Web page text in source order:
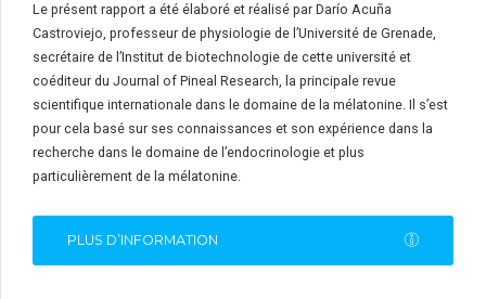
Le présent rapport a été élaboré et réalisé par Darío Acuña
Castroviejo, professeur de physiologie de l’Université de Grenade,
secrétaire de l’Institut de biotechnologie de cette université et
coéditeur du Journal of Pineal Research, la principale revue
scientifique internationale dans le domaine de la mélatonine. Il s’est
pour cela basé sur ses connaissances et son expérience dans la
recherche dans le domaine de l’endocrinologie et plus
particulièrement de la mélatonine.
PLUS D’INFORMATION